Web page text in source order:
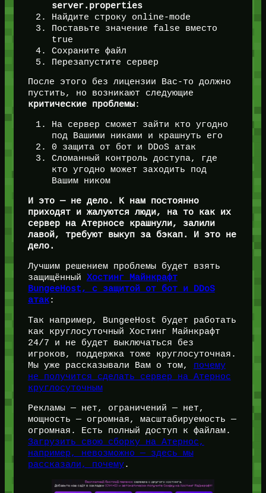
server.properties
Найдите строку online-mode
Поставьте значение false вместо
true
Сохраните файл
Перезапустите сервер
После этого без лицензии Вас-то должно
пустить, но возникают следующие
критические проблемы:
На сервер сможет зайти кто угодно
под Вашими никами и крашнуть его
0 защита от бот и DDoS атак
Сломанный контроль доступа, где
кто угодно может заходить под
Вашим ником
И это — не дело. К нам постоянно
приходят и жалуются люди, на то как их
сервер на Атерносе крашнули, залили
лавой, требуют выкуп за бэкап. И это не
дело.
Лучшим решением проблемы будет взять
защищённый Хостинг Майнкрафт
BungeeHost, с защитой от бот и DDoS
атак:
Так например, BungeeHost будет работать
как круглосуточный Хостинг Майнкрафт
24/7 и не будет выключаться без
игроков, поддержка тоже круглосуточная.
Мы уже рассказывали Вам о том, почему
не получится сделать сервер на Атернос
круглосуточным
Рекламы — нет, ограничений — нет,
мощность — огромная, масштабируемость —
огромная. Есть полный доступ к файлам.
Загрузить свою сборку на Атернос,
например, невозможно — здесь мы
рассказали, почему.